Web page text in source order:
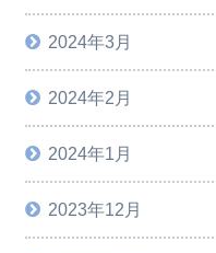
2024年3月
2024年2月
2024年1月
2023年12月